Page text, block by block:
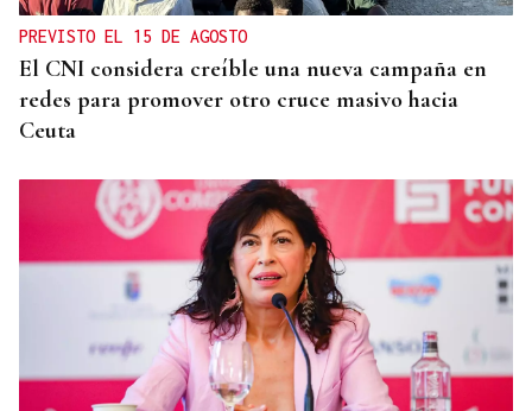
PREVISTO EL 15 DE AGOSTO
El CNI considera creíble una nueva campaña en
redes para promover otro cruce masivo hacia
Ceuta